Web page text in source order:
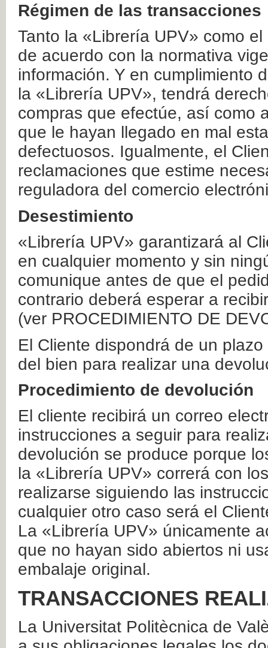
Régimen de las transacciones
Tanto la «Librería UPV» como
de acuerdo con la normativa
información. Y en cumplimiento
la «Librería UPV», tendrá
compras que efectúe, así como
que le hayan llegado en mal
defectuosos. Igualmente, el
reclamaciones que estime
reguladora del comercio
Desestimiento
«Librería UPV» garantizará al
en cualquier momento y sin
comunique antes de que el
contrario deberá esperar a
(ver PROCEDIMIENTO DE
El Cliente dispondrá de un
del bien para realizar una
Procedimiento de devolución
El cliente recibirá un correo
instrucciones a seguir para
devolución se produce porque
la «Librería UPV» correrá con
realizarse siguiendo las
cualquier otro caso será el
La «Librería UPV» únicamente
que no hayan sido abiertos ni
embalaje original.
TRANSACCIONES
La Universitat Politècnica de